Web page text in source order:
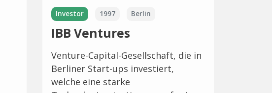
Investor 1997 Berlin
IBB Ventures
Venture-Capital-Gesellschaft, die in
Berliner Start-ups investiert,
welche eine starke